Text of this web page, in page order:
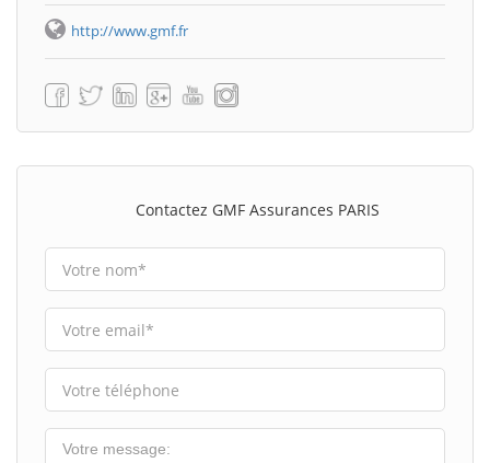
http://www.gmf.fr
Contactez GMF Assurances PARIS